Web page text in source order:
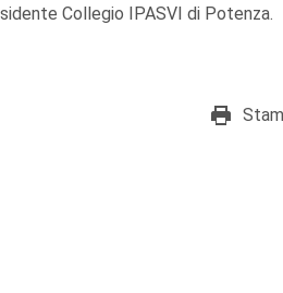
Collegio IPASVI di Potenza.